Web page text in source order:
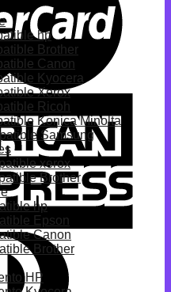
hp
Brother
Canon
Kyocera
Xerox
Ricoh
Konica Minolta
Samsung
xerox
Brother
hp
Epson
Canon
Brother
HP